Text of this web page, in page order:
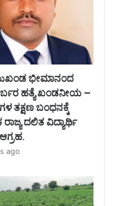
ಭೀಮಾನಂದ
ಹತ್ಯೆ ಖಂಡನೀಯ –
ತಕ್ಷಣ ಬಂಧನಕ್ಕೆ
ದಲಿತ ವಿದ್ಯಾರ್ಥಿ
ago